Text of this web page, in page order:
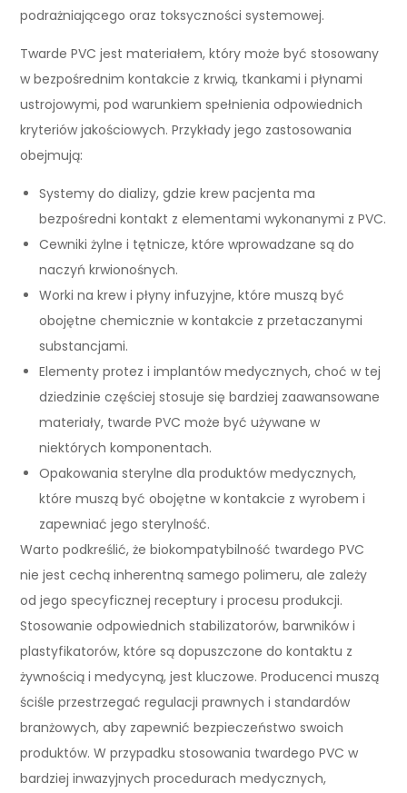
podrażniającego oraz toksyczności systemowej.
Twarde PVC jest materiałem, który może być stosowany
w bezpośrednim kontakcie z krwią, tkankami i płynami
ustrojowymi, pod warunkiem spełnienia odpowiednich
kryteriów jakościowych. Przykłady jego zastosowania
obejmują:
Systemy do dializy, gdzie krew pacjenta ma
bezpośredni kontakt z elementami wykonanymi z PVC.
Cewniki żylne i tętnicze, które wprowadzane są do
naczyń krwionośnych.
Worki na krew i płyny infuzyjne, które muszą być
obojętne chemicznie w kontakcie z przetaczanymi
substancjami.
Elementy protez i implantów medycznych, choć w tej
dziedzinie częściej stosuje się bardziej zaawansowane
materiały, twarde PVC może być używane w
niektórych komponentach.
Opakowania sterylne dla produktów medycznych,
które muszą być obojętne w kontakcie z wyrobem i
zapewniać jego sterylność.
Warto podkreślić, że biokompatybilność twardego PVC
nie jest cechą inherentną samego polimeru, ale zależy
od jego specyficznej receptury i procesu produkcji.
Stosowanie odpowiednich stabilizatorów, barwników i
plastyfikatorów, które są dopuszczone do kontaktu z
żywnością i medycyną, jest kluczowe. Producenci muszą
ściśle przestrzegać regulacji prawnych i standardów
branżowych, aby zapewnić bezpieczeństwo swoich
produktów. W przypadku stosowania twardego PVC w
bardziej inwazyjnych procedurach medycznych,